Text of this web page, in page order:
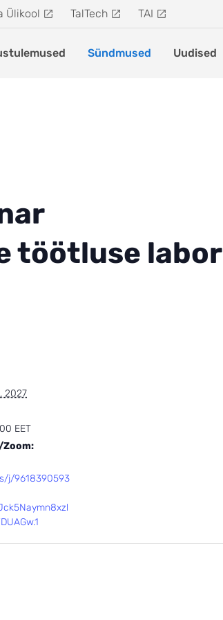
Ülikool TalTech TAI
Sündmused Uudised
töötluse labor
2027
EET
j/9618390593